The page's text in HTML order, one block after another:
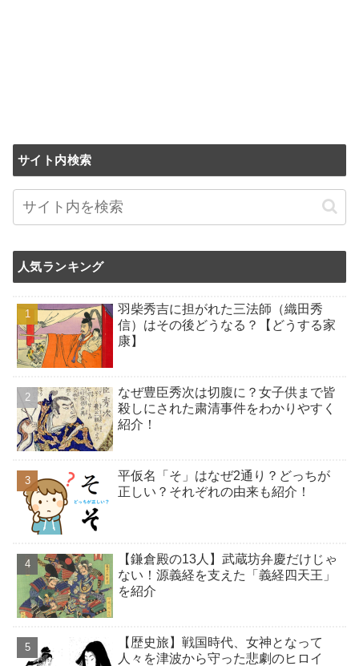
サイト内検索
人気ランキング
羽柴秀吉に担がれた三法師（織田秀
信）はその後どうなる？【どうする家
康】
なぜ豊臣秀次は切腹に？女子供まで皆
殺しにされた粛清事件をわかりやすく
紹介！
平仮名「そ」はなぜ2通り？どっちが
正しい？それぞれの由来も紹介！
【鎌倉殿の13人】武蔵坊弁慶だけじゃ
ない！源義経を支えた「義経四天王」
を紹介
【歴史旅】戦国時代、女神となって
人々を津波から守った悲劇のヒロイ